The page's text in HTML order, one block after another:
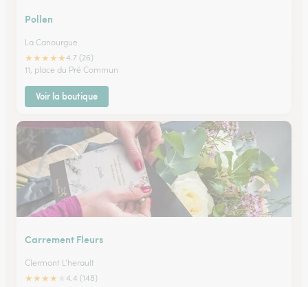
Pollen
La Canourgue
★★★★★4.7 (26)
11, place du Pré Commun
Voir la boutique
Carrement Fleurs
Clermont L'herault
★★★★
4.4 (148)